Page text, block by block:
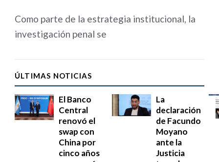
Como parte de la estrategia institucional, la
investigación penal se
ÚLTIMAS NOTICIAS
El Banco
Central
renovó el
swap con
China por
cinco años
La
declaración
de Facundo
Moyano
ante la
Justicia